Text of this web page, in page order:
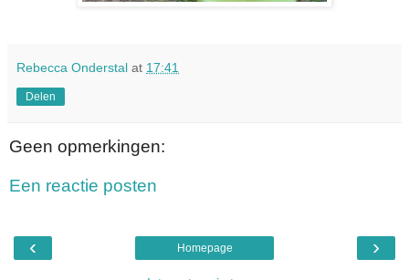
Rebecca Onderstal at 17:41
Delen
Geen opmerkingen:
Een reactie posten
‹ ›
Homepage